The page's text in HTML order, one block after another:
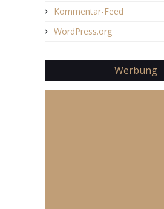
Kommentar-Feed
WordPress.org
Werbung